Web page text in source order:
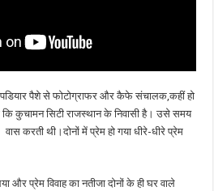
पैशे से फोटोग्राफर और कैफे संचालक,कहीं हो
कि कुचामन सिटी राजस्थान के निवासी है। उसे समय
वास करती थी।दोनों में प्रेम हो गया धीरे-धीरे प्रेम
प्रेम विवाह का नतीजा दोनों के ही घर वाले